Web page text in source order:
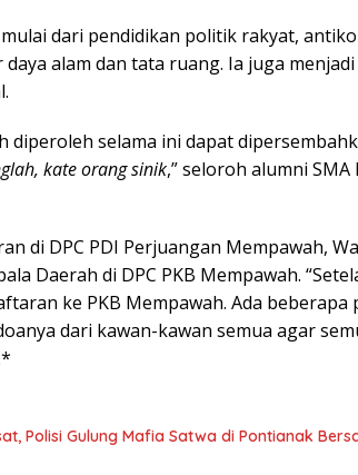
dari pendidikan politik rakyat,
alam dan tata ruang. Ia juga
diperoleh selama ini dapat
kate orang sinik,” seloroh alumni SMA
di DPC PDI Perjuangan Mempawah,
Daerah di DPC PKB Mempawah.
ke PKB Mempawah. Ada beberapa
dari kawan-kawan semua agar
Polisi Gulung Mafia Satwa di Pontianak